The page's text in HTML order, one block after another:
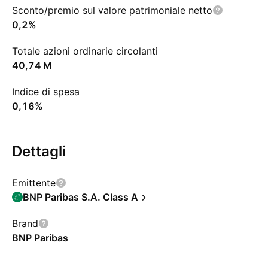
Sconto/premio sul valore patrimoniale netto
0,2%
Totale azioni ordinarie circolanti
‪40,74 M‬
Indice di spesa
0,16%
Dettagli
Emittente
BNP Paribas S.A. Class A
Brand
BNP Paribas